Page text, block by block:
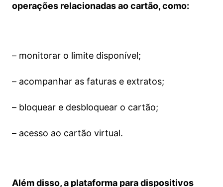
operações relacionadas ao cartão, como:
– monitorar o limite disponível;
– acompanhar as faturas e extratos;
– bloquear e desbloquear o cartão;
– acesso ao cartão virtual.
Além disso, a plataforma para dispositivos